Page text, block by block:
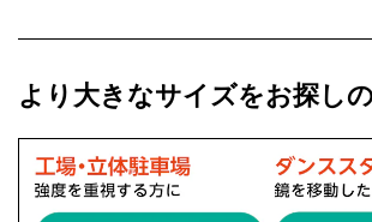
より大きなサイズをお探し